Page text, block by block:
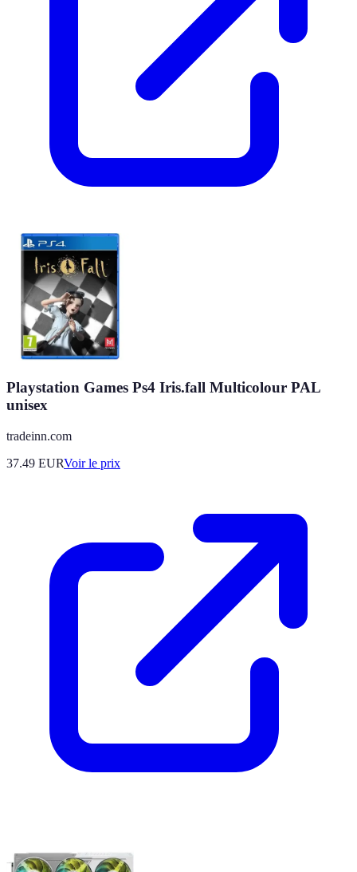
Playstation Games Ps4 Iris.fall Multicolour PAL
unisex
tradeinn.com
37.49 EURVoir le prix